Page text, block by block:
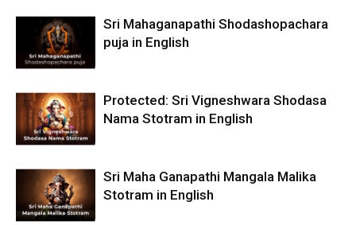
Sri Mahaganapathi Shodashopachara
puja in English
Protected: Sri Vigneshwara Shodasa
Nama Stotram in English
Sri Maha Ganapathi Mangala Malika
Stotram in English